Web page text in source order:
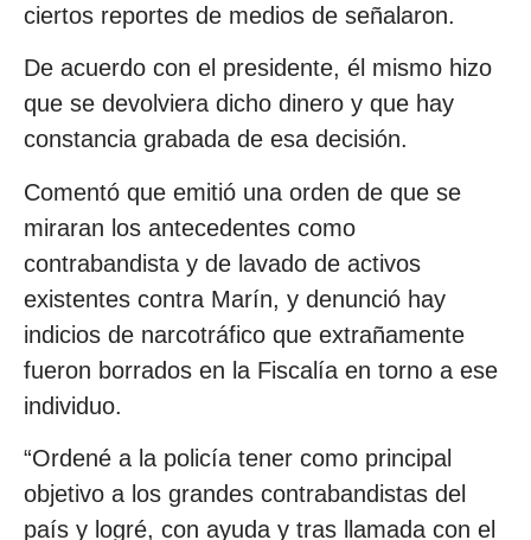
ciertos reportes de medios de señalaron.
De acuerdo con el presidente, él mismo hizo
que se devolviera dicho dinero y que hay
constancia grabada de esa decisión.
Comentó que emitió una orden de que se
miraran los antecedentes como
contrabandista y de lavado de activos
existentes contra Marín, y denunció hay
indicios de narcotráfico que extrañamente
fueron borrados en la Fiscalía en torno a ese
individuo.
“Ordené a la policía tener como principal
objetivo a los grandes contrabandistas del
país y logré, con ayuda y tras llamada con el